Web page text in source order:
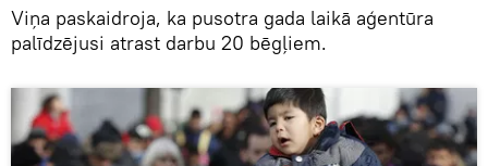
Viņa paskaidroja, ka pusotra gada laikā aģentūra
palīdzējusi atrast darbu 20 bēgļiem.